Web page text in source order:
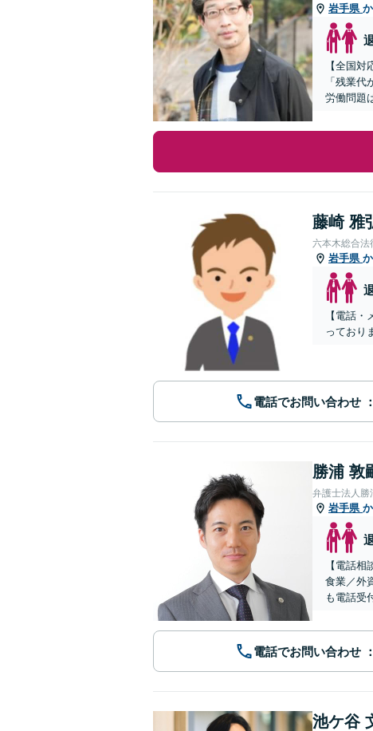
岩手県
【全国
「残業
労働問題
藤崎 雅
六本木総合法
岩手県
【電話
っており
電話でお問い合わせ
勝浦 敦
弁護士法人勝
岩手県
【電話
食業／外
も電話受
電話でお問い合わせ
池ケ谷